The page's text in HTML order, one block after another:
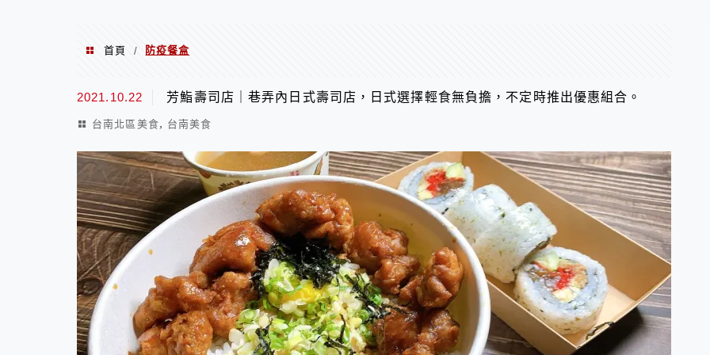
首頁 / 防疫餐盒
防疫餐盒
2021.10.22 芳鮨壽司店｜巷弄內日式壽司店，日式選擇輕食無負擔，不定時推出優惠組合。
台南北區美食, 台南美食